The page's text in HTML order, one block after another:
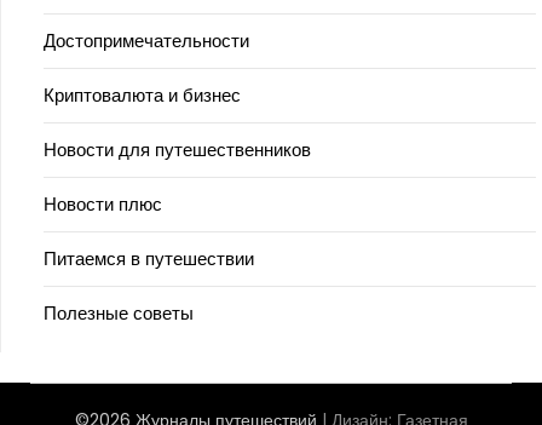
Достопримечательности
Криптовалюта и бизнес
Новости для путешественников
Новости плюс
Питаемся в путешествии
Полезные советы
©2026 Журналы путешествий | Дизайн: Газетная